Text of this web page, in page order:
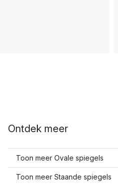
Ontdek meer
Toon meer Ovale spiegels
Toon meer Staande spiegels